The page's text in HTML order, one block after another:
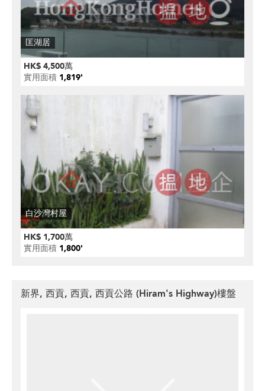
匡湖居
HK$ 4,500萬
實用面積 1,819'
白沙灣村屋
HK$ 1,700萬
實用面積 1,800'
新界, 西貢, 西貢, 西貢公路 (Hiram's Highway)樓盤